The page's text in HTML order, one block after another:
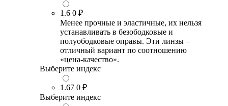
1.6 0 ₽
Менее прочные и эластичные, их нельзя
устанавливать в безободковые и
полуободковые оправы. Эти линзы –
отличный вариант по соотношению
«цена-качество».
Выберите индекс
1.67 0 ₽
Выберите индекс